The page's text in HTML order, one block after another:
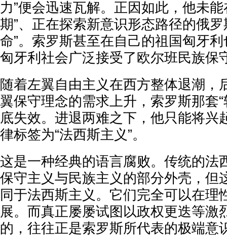
力”便会迅速瓦解。正因如此，他未
期”、正在探索新意识形态路径的俄
命”。索罗斯甚至在自己的祖国匈牙
匈牙利社会广泛接受了欧尔班民族保
随着左翼自由主义在西方整体退潮，
翼保守理念的需求上升，索罗斯那套
底失效。进退两难之下，他只能将兴
律标签为“法西斯主义”。
这是一种经典的语言腐败。传统的法
保守主义与民族主义的部分外壳，但
同于法西斯主义。它们完全可以在理
展。而真正屡屡试图以政权更迭等激
的，往往正是索罗斯所代表的极端意